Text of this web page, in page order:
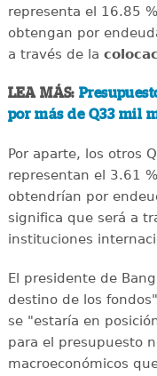
representa el 16.85
obtengan por
a través de la
LEA MÁS:
por más de Q33 mil
Por aparte, los otros
representan el 3.61
obtendrían por
significa que será a
instituciones
El presidente de
destino de los
se "estaría en
para el presupuesto
macroeconómicos